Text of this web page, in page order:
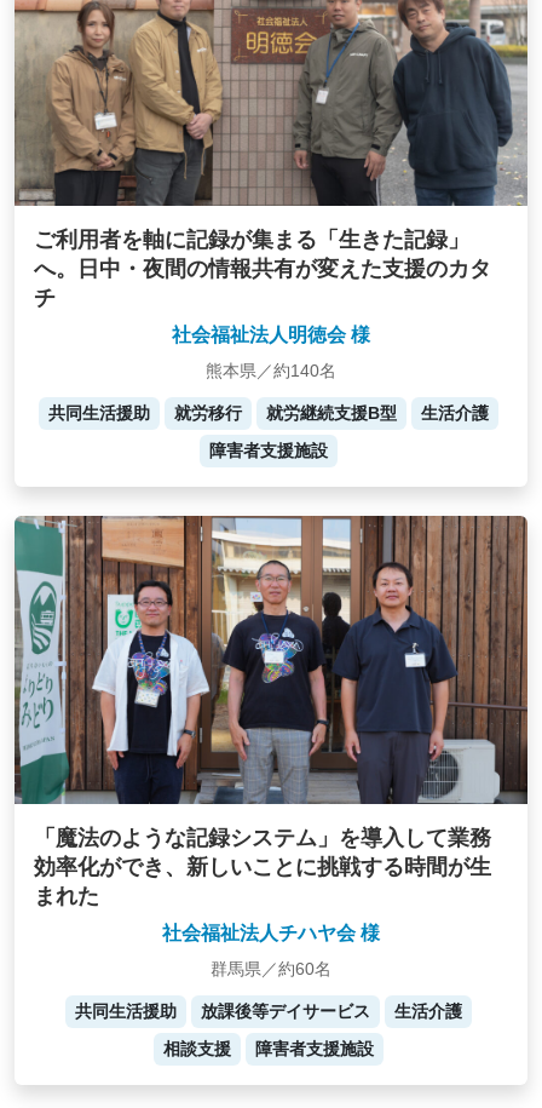
ご利用者を軸に記録が集まる「生きた記録」
へ。日中・夜間の情報共有が変えた支援のカタ
チ
社会福祉法人明徳会 様
熊本県／約140名
共同生活援助 就労移行 就労継続支援B型
生活介護
障害者支援施設
「魔法のような記録システム」を導入して業務
効率化ができ、新しいことに挑戦する時間が生
まれた
社会福祉法人チハヤ会 様
群馬県／約60名
共同生活援助 放課後等デイサービス
生活介護
相談支援
障害者支援施設